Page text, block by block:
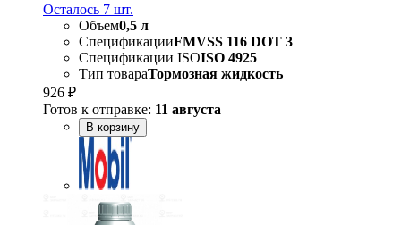
Осталось 7 шт.
Объем0,5 л
СпецификацииFMVSS 116 DOT 3
Спецификации ISOISO 4925
Тип товараТормозная жидкость
926 ₽
Готов к отправке: 11 августа
В корзину